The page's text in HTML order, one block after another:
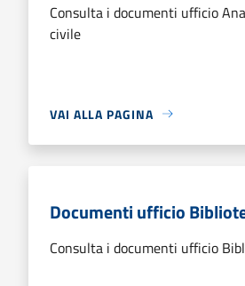
Consulta i documenti ufficio
civile
VAI ALLA PAGINA
Documenti ufficio
Consulta i documenti ufficio